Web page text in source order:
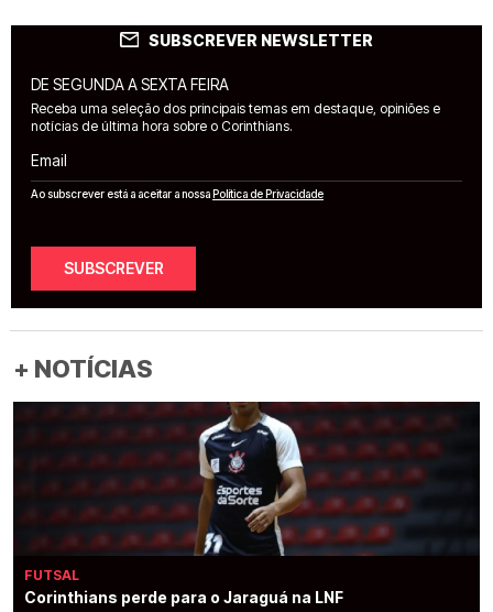
SUBSCREVER NEWSLETTER
DE SEGUNDA A SEXTA FEIRA
Receba uma seleção dos principais temas em destaque, opiniões e
notícias de última hora sobre o Corinthians.
Email
Ao subscrever está a aceitar a nossaPolítica de Privacidade
SUBSCREVER
+ NOTÍCIAS
FUTSAL
Corinthians perde para o Jaraguá na LNF